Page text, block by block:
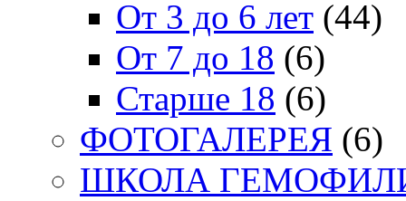
От 3 до 6 лет (44)
От 7 до 18 (6)
Старше 18 (6)
ФОТОГАЛЕРЕЯ (6)
ШКОЛА